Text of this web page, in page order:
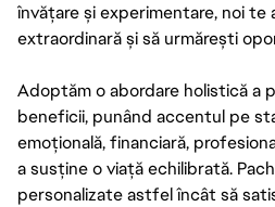
învățare și experimentare, noi te
extraordinară și să urmărești
Adoptăm o abordare holistică a
beneficii, punând accentul pe
emoțională, financiară,
a susține o viață echilibrată.
personalizate astfel încât să